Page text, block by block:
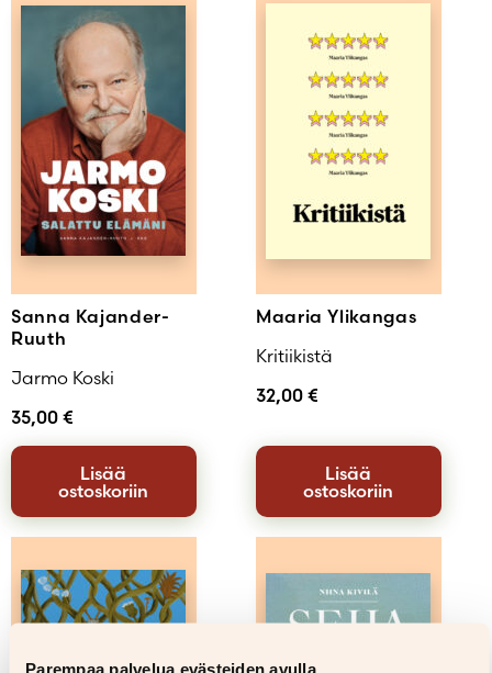
Parempaa palvelua evästeiden avulla
Sanna Kajander-
Ruuth
Jarmo Koski
35,00 €
Lisää
ostoskoriin
Maaria Ylikangas
Kritiikistä
32,00 €
Lisää
ostoskoriin